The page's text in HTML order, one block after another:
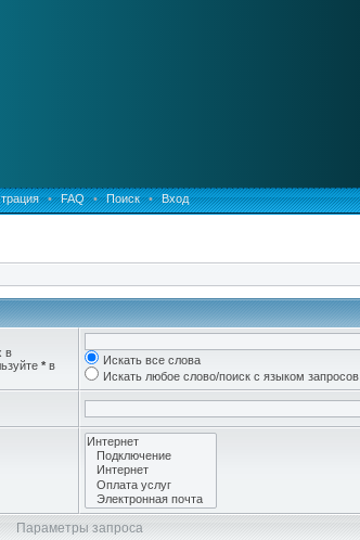
• FAQ • Поиск • Вход
в
* в
Искать все слова
Искать любое слово/поиск с языком запросов
Параметры запроса